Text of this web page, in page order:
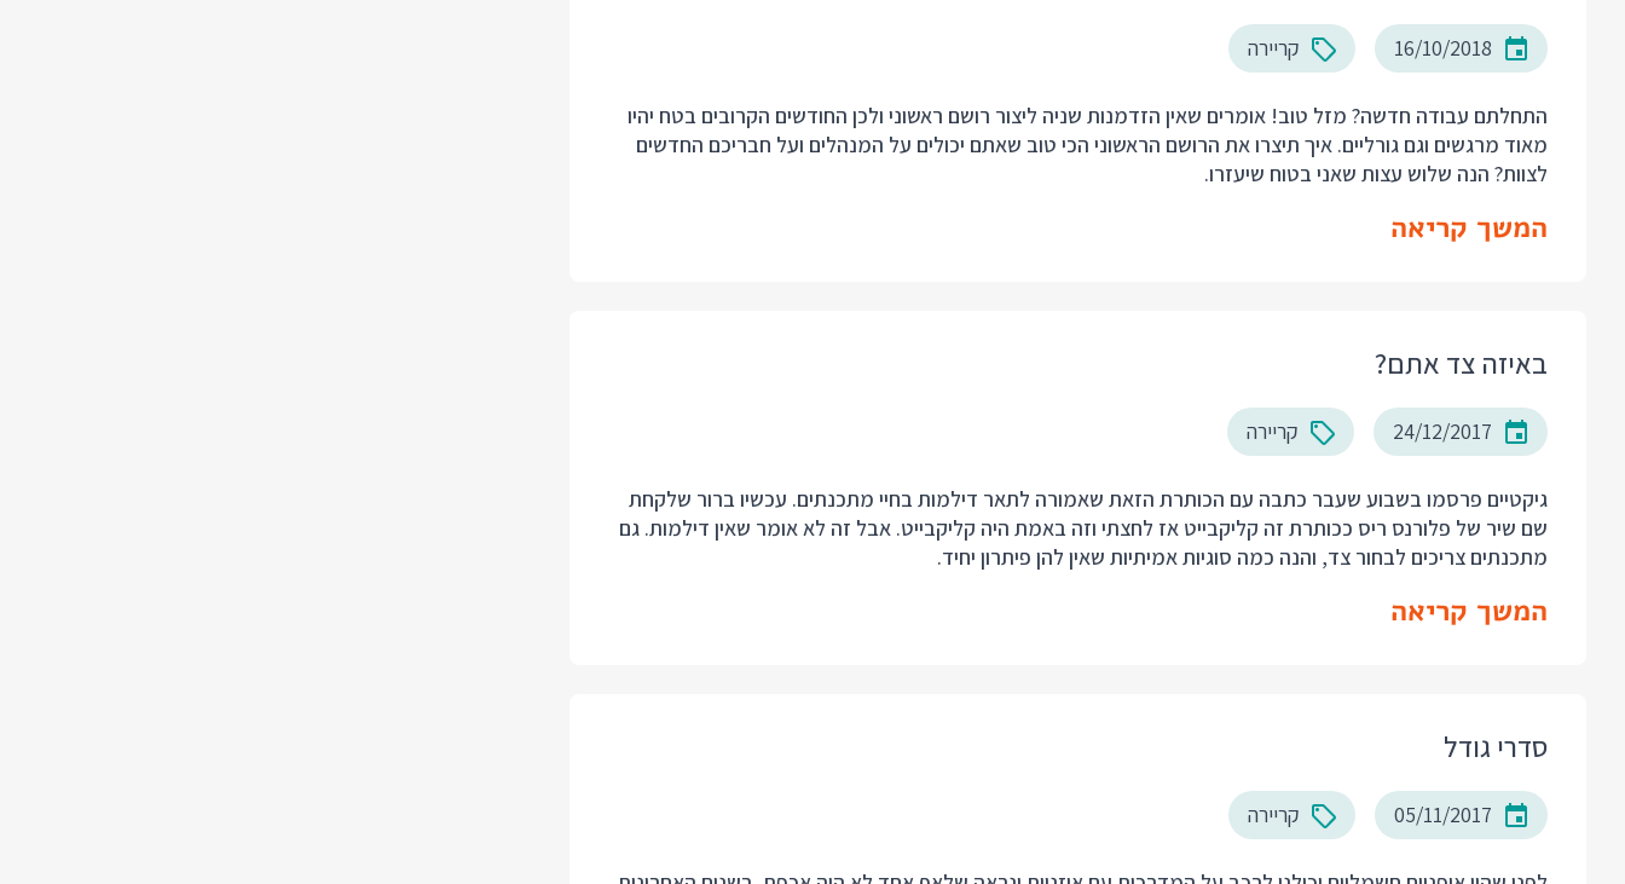
16/10/2018 קריירה
התחלתם עבודה חדשה? מזל טוב! אומרים שאין הזדמנות שניה ליצור רושם ראשוני ולכן החודשים הקרובים בטח יהיו
מאוד מרגשים וגם גורליים. איך תיצרו את הרושם הראשוני הכי טוב שאתם יכולים על המנהלים ועל חבריכם החדשים
לצוות? הנה שלוש עצות שאני בטוח שיעזרו.
המשך קריאה
באיזה צד אתם?
24/12/2017 קריירה
גיקטיים פרסמו בשבוע שעבר כתבה עם הכותרת הזאת שאמורה לתאר דילמות בחיי מתכנתים. עכשיו ברור שלקחת
שם שיר של פלורנס ריס ככותרת זה קליקבייט אז לחצתי וזה באמת היה קליקבייט. אבל זה לא אומר שאין דילמות. גם
מתכנתים צריכים לבחור צד, והנה כמה סוגיות אמיתיות שאין להן פיתרון יחיד.
המשך קריאה
סדרי גודל
05/11/2017 קריירה